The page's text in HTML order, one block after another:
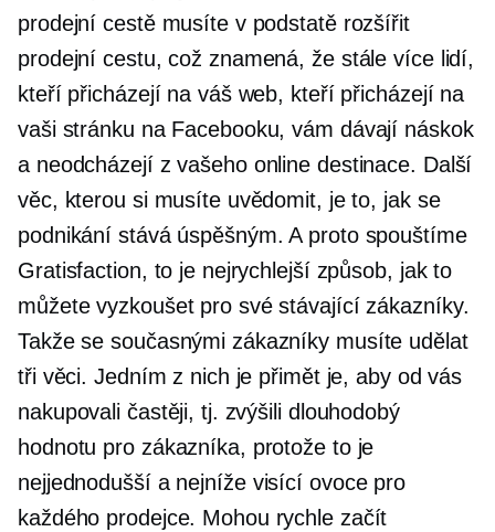
prodejní cestě musíte v podstatě rozšířit
prodejní cestu, což znamená, že stále více lidí,
kteří přicházejí na váš web, kteří přicházejí na
vaši stránku na Facebooku, vám dávají náskok
a neodcházejí z vašeho online destinace. Další
věc, kterou si musíte uvědomit, je to, jak se
podnikání stává úspěšným. A proto spouštíme
Gratisfaction, to je nejrychlejší způsob, jak to
můžete vyzkoušet pro své stávající zákazníky.
Takže se současnými zákazníky musíte udělat
tři věci. Jedním z nich je přimět je, aby od vás
nakupovali častěji, tj. zvýšili dlouhodobý
hodnotu pro zákazníka, protože to je
nejjednodušší a nejníže visící ovoce pro
každého prodejce. Mohou rychle začít